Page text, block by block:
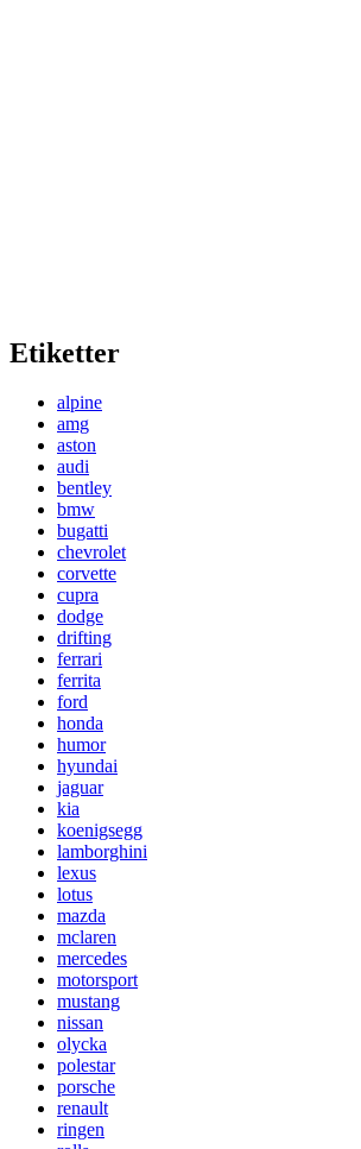
Etiketter
alpine
amg
aston
audi
bentley
bmw
bugatti
chevrolet
corvette
cupra
dodge
drifting
ferrari
ferrita
ford
honda
humor
hyundai
jaguar
kia
koenigsegg
lamborghini
lexus
lotus
mazda
mclaren
mercedes
motorsport
mustang
nissan
olycka
polestar
porsche
renault
ringen